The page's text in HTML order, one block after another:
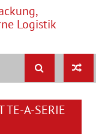
Logistik
TE-A-SERIE